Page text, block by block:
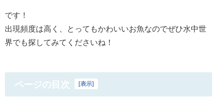
です！
出現頻度は高く、とってもかわいいお魚なのでぜひ水中世
界でも探してみてくださいね！
ページの目次 [表示]